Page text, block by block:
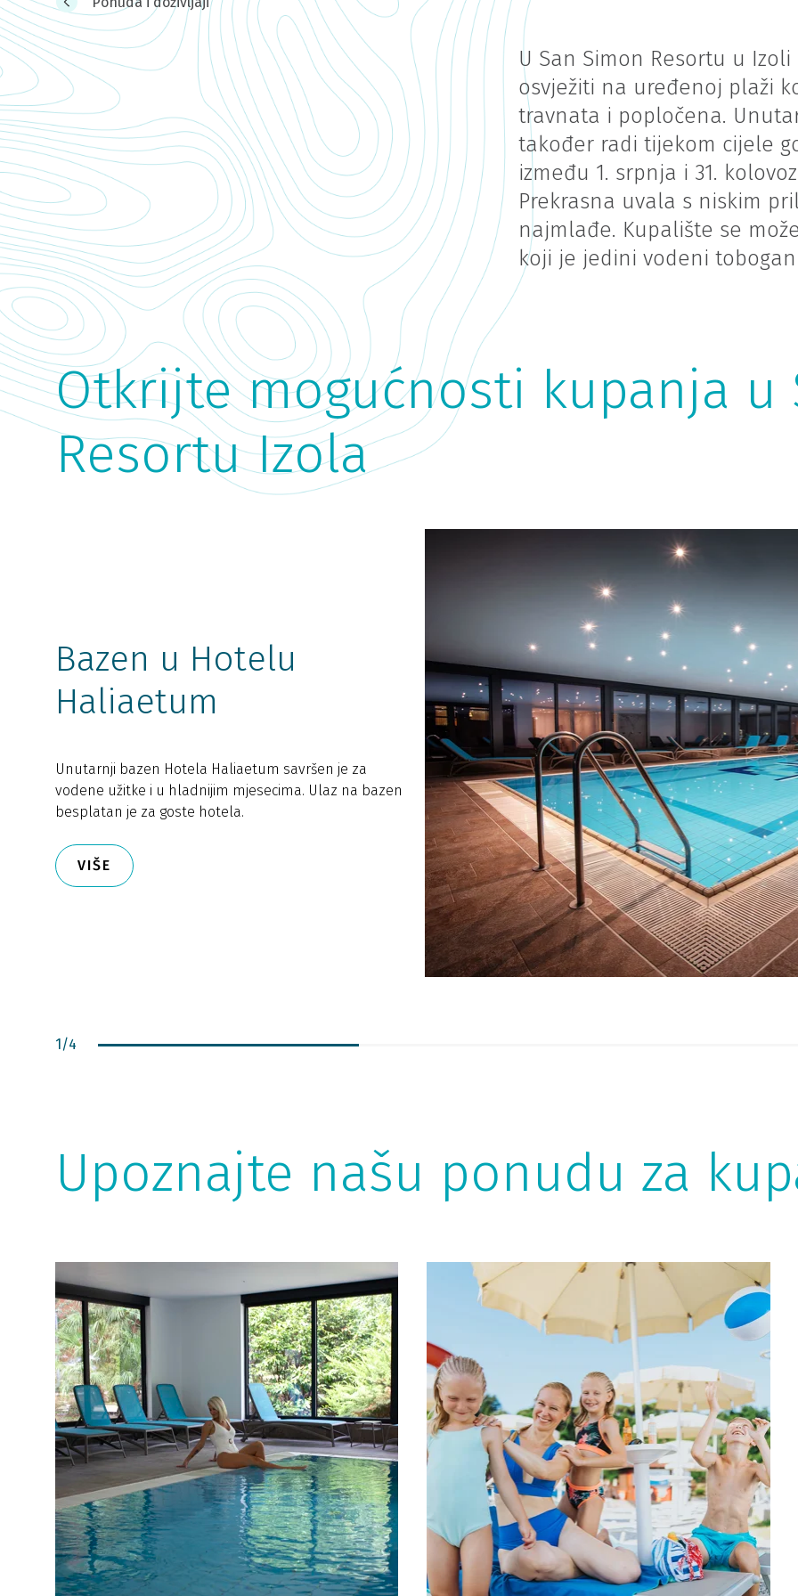
U San Simon Resortu u
osvježiti na uređenoj plaži
travnata i popločena.
također radi tijekom cijele
između 1. srpnja i 31.
Prekrasna uvala s niskim
najmlađe. Kupalište se
koji je jedini vodeni
Otkrijte mogućnosti kupanja u
Resortu Izola
Bazen u Hotelu
Haliaetum
Unutarnji bazen Hotela Haliaetum savršen je za
vodene užitke i u hladnijim mjesecima. Ulaz na bazen
besplatan je za goste hotela.
VIŠE
Plaža San Simon
Plaža San Simon oduševit će ljubitelje različitih plaža.
Kupači mogu birati između travnatih površina i
pješčanih dijelova ili popločenog dijela kupališta.
Djecu će razveseliti atraktivni tobogan, igralište za
odbojku i na kraju, ali ne manje važno, i ostaci rimske
vile u obližnjem arheološkom parku. Foto: © Dragan
Zlatanović, www.visitizola.com
VIŠE
1/4
Upoznajte našu ponudu za